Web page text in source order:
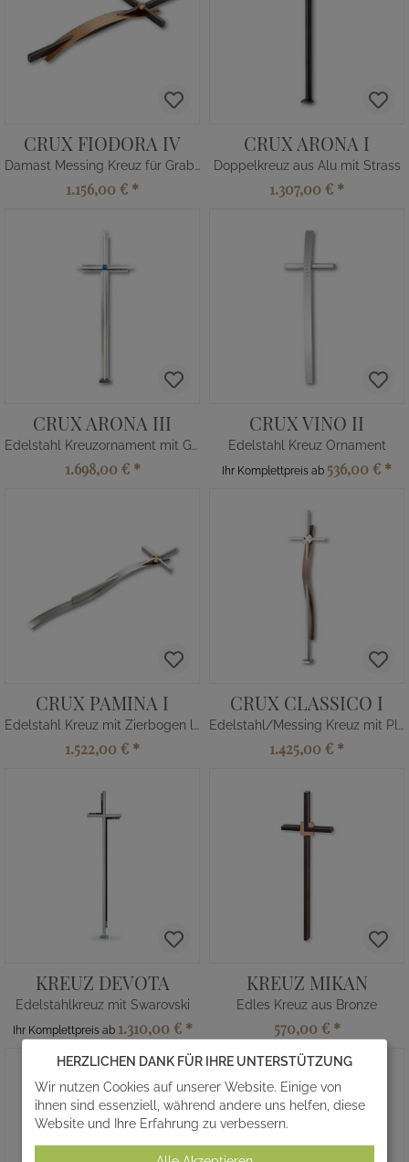
CRUX FIODORA IV
Damast Messing Kreuz für Grabstein mit Kugel
1.156,00 € *
CRUX ARONA I
Doppelkreuz aus Alu mit Strass
1.307,00 € *
CRUX ARONA III
Edelstahl Kreuzornament mit Glas
1.698,00 € *
CRUX VINO II
Edelstahl Kreuz Ornament
Ihr Komplettpreis ab 536,00 € *
CRUX PAMINA I
Edelstahl Kreuz mit Zierbogen lang
1.522,00 € *
CRUX CLASSICO I
Edelstahl/Messing Kreuz mit Plinthe
1.425,00 € *
KREUZ DEVOTA
Edelstahlkreuz mit Swarovski
Ihr Komplettpreis ab 1.310,00 € *
KREUZ MIKAN
Edles Kreuz aus Bronze
570,00 € *
HERZLICHEN DANK FÜR IHRE UNTERSTÜTZUNG
Wir nutzen Cookies auf unserer Website. Einige von
ihnen sind essenziell, während andere uns helfen, diese
Website und Ihre Erfahrung zu verbessern.